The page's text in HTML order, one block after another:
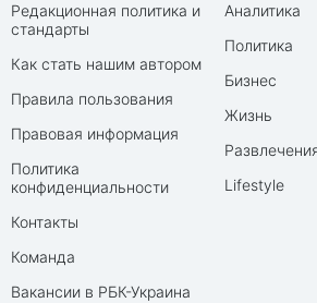
Редакционная политика и
стандарты
Как стать нашим автором
Правила пользования
Правовая информация
Политика
конфиденциальности
Контакты
Команда
Вакансии в РБК-Украина
Аналитика
Политика
Бизнес
Жизнь
Lifestyle